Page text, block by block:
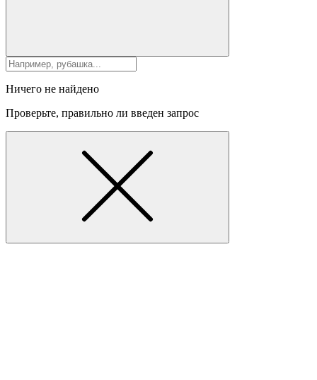
Ничего не найдено
Проверьте, правильно ли введен запрос